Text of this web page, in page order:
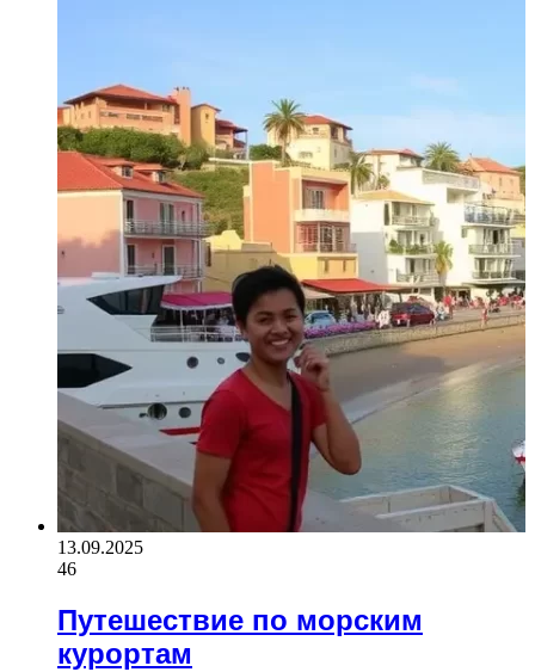
13.09.2025
46
Путешествие по морским
курортам